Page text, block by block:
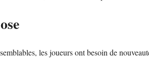
les joueurs ont besoin de